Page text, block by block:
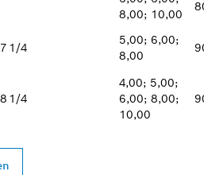
8,00; 10,00
1/4
5,00; 6,00;
8,00
1/4
4,00; 5,00;
6,00; 8,00;
10,00